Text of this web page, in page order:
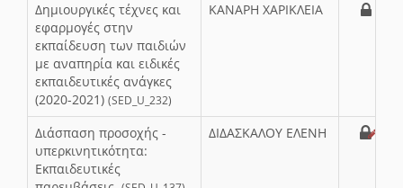
Δημιουργικές τέχνες και
εφαρμογές στην
εκπαίδευση των παιδιών
με αναπηρία και ειδικές
εκπαιδευτικές ανάγκες
(2020-2021) (SED_U_232)
ΚΑΝΑΡΗ ΧΑΡΙΚΛΕΙΑ
Διάσπαση προσοχής -
υπερκινητικότητα:
Εκπαιδευτικές
ΔΙΔΑΣΚΑΛΟΥ ΕΛΕΝΗ